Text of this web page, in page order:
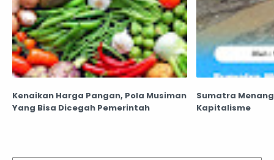
Kenaikan Harga Pangan, Pola Musiman
Yang Bisa Dicegah Pemerintah
Sumatra
Kapitalisme